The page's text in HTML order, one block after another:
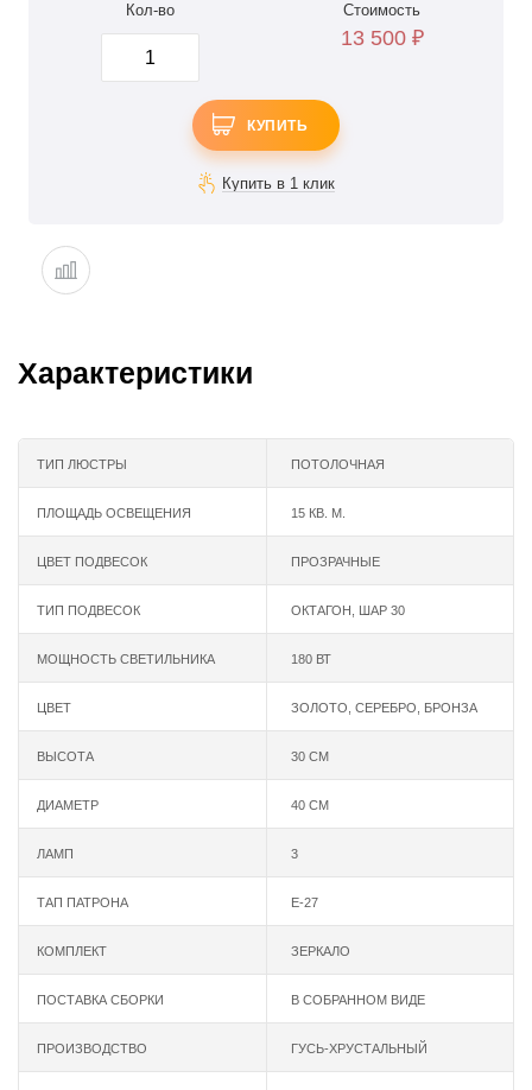
Кол-во Стоимость
13 500 ₽
КУПИТЬ
Характеристики
ТИП ЛЮСТРЫ ПОТОЛОЧНАЯ
ПЛОЩАДЬ ОСВЕЩЕНИЯ 15 КВ. М.
ЦВЕТ ПОДВЕСОК ПРОЗРАЧНЫЕ
ТИП ПОДВЕСОК ОКТАГОН, ШАР 30
МОЩНОСТЬ СВЕТИЛЬНИКА 180 ВТ
ЦВЕТ ЗОЛОТО СЕРЕБРО БРОНЗА
ВЫСОТА 30 СМ
ДИАМЕТР 40 СМ
ЛАМП 3
ТАП ПАТРОНА Е-27
КОМПЛЕКТ ЗЕРКАЛО
ПОСТАВКА СБОРКИ В СОБРАННОМ ВИДЕ
ПРОИЗВОДСТВО ГУСЬ-ХРУСТАЛЬНЫЙ